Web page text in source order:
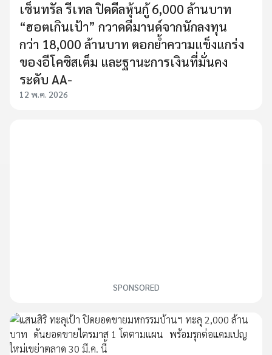
เซ็นทรัล รีเทล ปิดดีลหุ้นกู้ 6,000 ล้านบาท
“ฮอตเกินเป้า” กวาดดีมานด์จากนักลงทุน
กว่า 18,000 ล้านบาท ตอกย้ำความแข็งแกร่ง
ของอีโคซิสเต็ม และฐานะการเงินที่มั่นคง
ระดับ AA-
12 พ.ค. 2026
SPONSORED